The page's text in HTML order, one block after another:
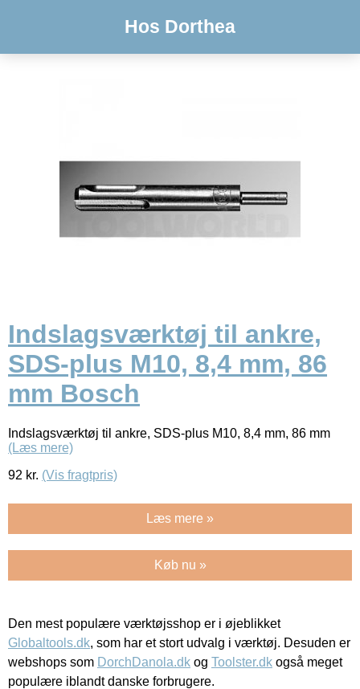
Hos Dorthea
Indslagsværktøj til ankre,
SDS-plus M10, 8,4 mm, 86
mm Bosch
Indslagsværktøj til ankre, SDS-plus M10, 8,4 mm, 86 mm
(Læs mere)
92 kr. (Vis fragtpris)
Læs mere »
Køb nu »
Den mest populære værktøjsshop er i øjeblikket
Globaltools.dk, som har et stort udvalg i værktøj. Desuden er
webshops som DorchDanola.dk og Toolster.dk også meget
populære iblandt danske forbrugere.